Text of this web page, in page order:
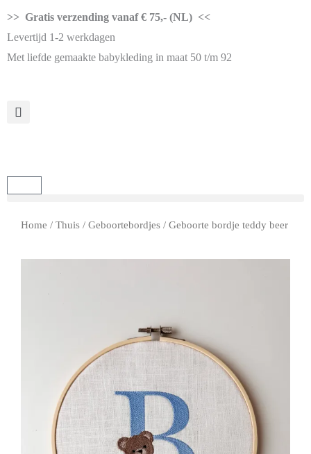
>> Gratis verzending vanaf € 75,- (NL) <<
Levertijd 1-2 werkdagen
Met liefde gemaakte babykleding in maat 50 t/m 92
Home / Thuis / Geboortebordjes / Geboorte bordje teddy beer